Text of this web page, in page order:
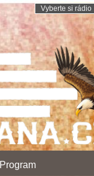
Program